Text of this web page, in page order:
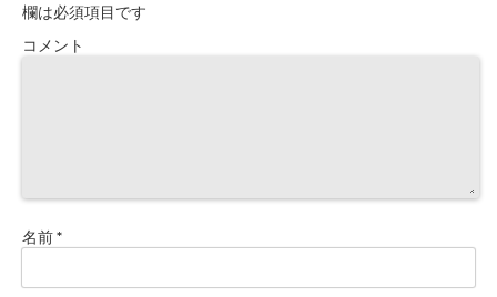
欄は必須項目です
コメント
名前*